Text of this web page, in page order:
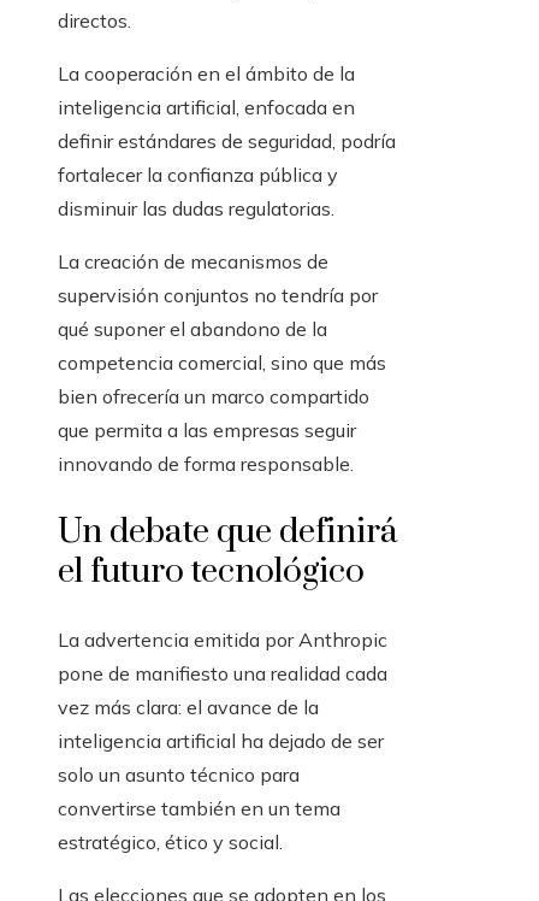
directos.
La cooperación en el ámbito de la
inteligencia artificial, enfocada en
definir estándares de seguridad, podría
fortalecer la confianza pública y
disminuir las dudas regulatorias.
La creación de mecanismos de
supervisión conjuntos no tendría por
qué suponer el abandono de la
competencia comercial, sino que más
bien ofrecería un marco compartido
que permita a las empresas seguir
innovando de forma responsable.
Un debate que definirá
el futuro tecnológico
La advertencia emitida por Anthropic
pone de manifiesto una realidad cada
vez más clara: el avance de la
inteligencia artificial ha dejado de ser
solo un asunto técnico para
convertirse también en un tema
estratégico, ético y social.
Las elecciones que se adopten en los